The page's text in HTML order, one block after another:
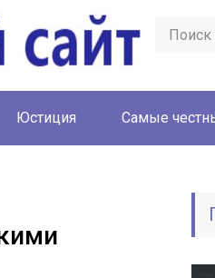
Юстиция Cамые